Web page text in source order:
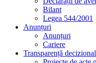
Bilant
Legea 544/2001
Anunțuri
Anunțuri
Cariere
Transparență